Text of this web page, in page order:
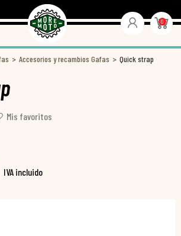
0
Accesorios y recambios Gafas Quick strap
Mis favoritos
IVA incluido